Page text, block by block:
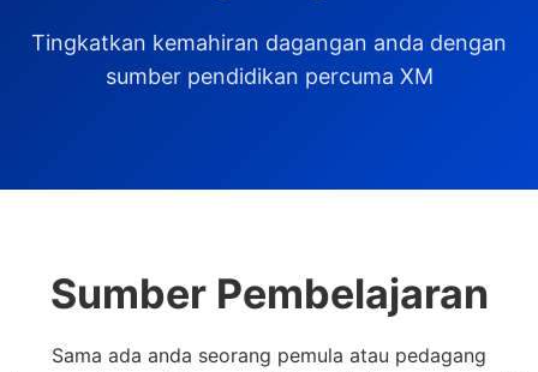
Tingkatkan kemahiran dagangan anda dengan
sumber pendidikan percuma XM
Sumber Pembelajaran
Sama ada anda seorang pemula atau pedagang